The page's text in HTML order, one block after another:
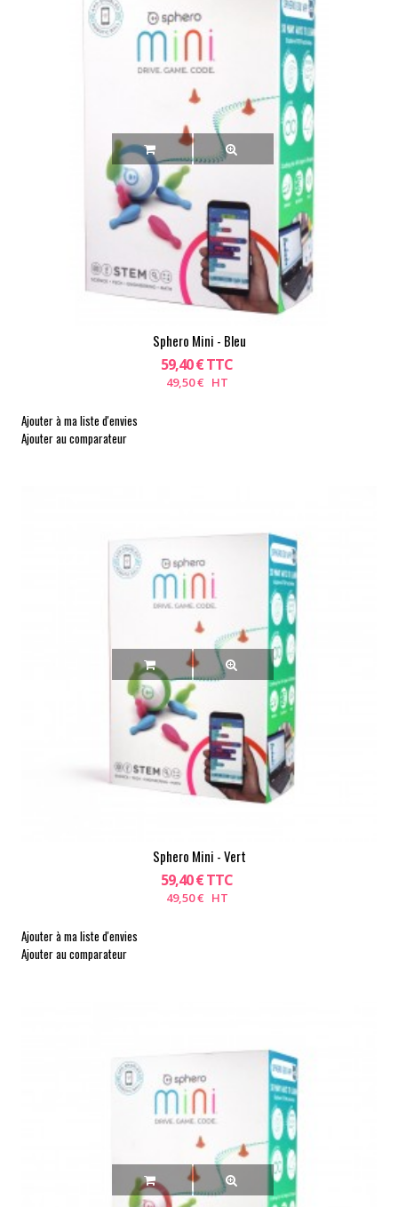
Sphero Mini - Bleu
59,40 € TTC
49,50 € HT
Ajouter à ma liste d'envies
Ajouter au comparateur
Sphero Mini - Vert
59,40 € TTC
49,50 € HT
Ajouter à ma liste d'envies
Ajouter au comparateur